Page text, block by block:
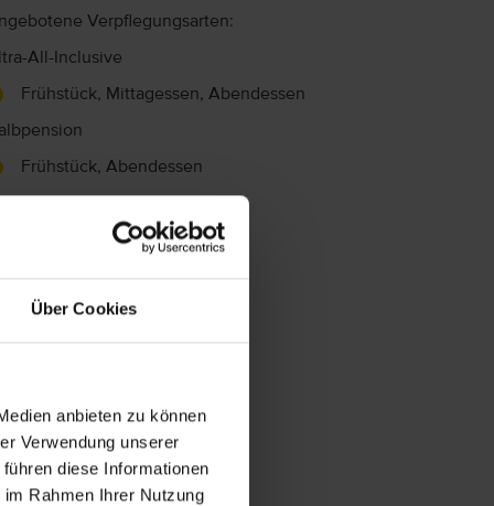
Über Cookies
anbieten zu können
Verwendung unserer
diese Informationen
Rahmen Ihrer Nutzung
Verpflegungsarten:
All-Inclusive
Frühstück, Mittagessen, Abendessen
Frühstück, Abendessen